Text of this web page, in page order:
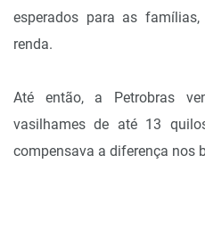
esperados para as
renda.
Até então, a Petrobras
vasilhames de até 13
compensava a diferença nos